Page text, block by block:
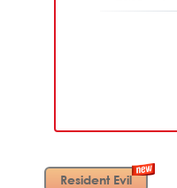
Resident Evil